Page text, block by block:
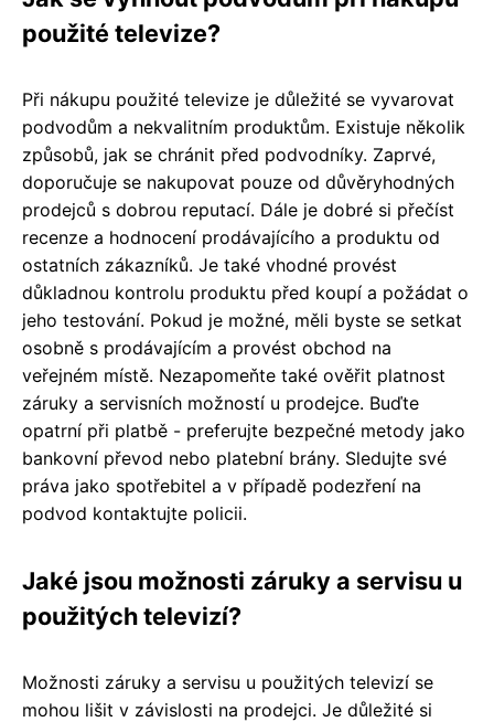
použité televize?
Při nákupu použité televize je důležité se vyvarovat
podvodům a nekvalitním produktům. Existuje několik
způsobů, jak se chránit před podvodníky. Zaprvé,
doporučuje se nakupovat pouze od důvěryhodných
prodejců s dobrou reputací. Dále je dobré si přečíst
recenze a hodnocení prodávajícího a produktu od
ostatních zákazníků. Je také vhodné provést
důkladnou kontrolu produktu před koupí a požádat o
jeho testování. Pokud je možné, měli byste se setkat
osobně s prodávajícím a provést obchod na
veřejném místě. Nezapomeňte také ověřit platnost
záruky a servisních možností u prodejce. Buďte
opatrní při platbě - preferujte bezpečné metody jako
bankovní převod nebo platební brány. Sledujte své
práva jako spotřebitel a v případě podezření na
podvod kontaktujte policii.
Jaké jsou možnosti záruky a servisu u
použitých televizí?
Možnosti záruky a servisu u použitých televizí se
mohou lišit v závislosti na prodejci. Je důležité si